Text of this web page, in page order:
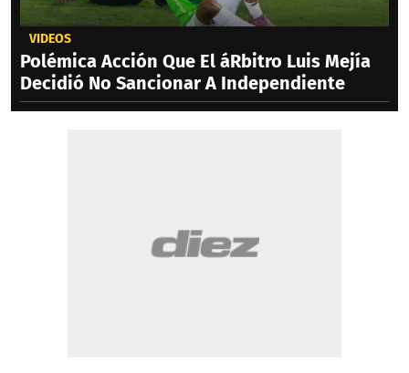
VIDEOS
Polémica Acción Que El áRbitro Luis Mejía
Decidió No Sancionar A Independiente